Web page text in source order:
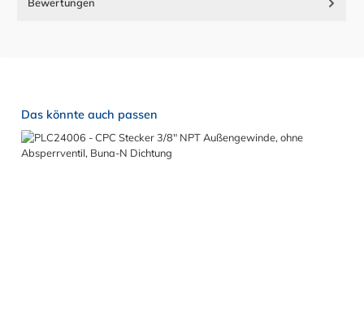
Produktgalerie überspringen
Das könnte auch passen